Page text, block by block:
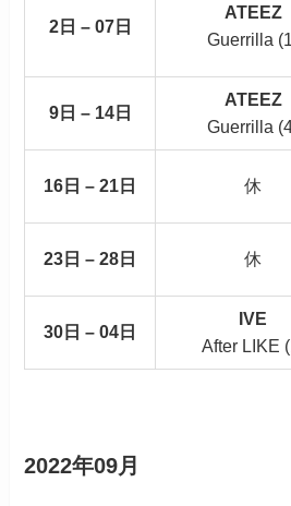
2日 – 07日
ATEEZ
Guerrilla
9日 – 14日
ATEEZ
Guerrilla
16日 – 21日 休
23日 – 28日 休
30日 – 04日
IVE
After LIKE
2022年09月